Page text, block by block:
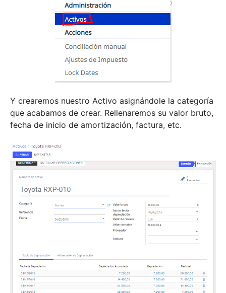
Y crearemos nuestro Activo asignándole la categoría
que acabamos de crear. Rellenaremos su valor bruto,
fecha de inicio de amortización, factura, etc.